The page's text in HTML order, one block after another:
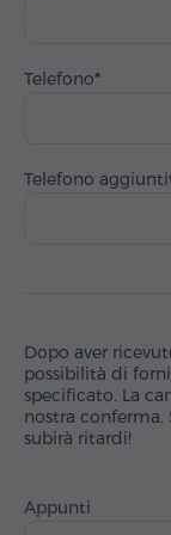
Telefono
Telefono
Dopo aver
possibilità di
specificato. La
nostra conferma.
subirà ritardi!
Appunti